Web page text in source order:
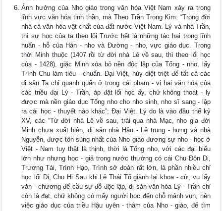
Ảnh hưởng của Nho giáo trong văn hóa Việt Nam xảy ra trong
lĩnh vực văn hóa tinh thần, mà Theo Trần Trọng Kim: “Trong đời
nhà cả văn hóa vật chất của đất nước Việt Nam. Lý và nhà Trần,
thì sự học của ta theo lối Trước hết là những tác hại trong lĩnh
huấn - hỗ của Hán - nho và Đường - nho, vực giáo dục. Trong
thời Minh thuộc (1407 rồi từ đời nhà Lê về sau, thì theo lối học
của - 1428), giặc Minh xóa bỏ nền độc lập của Tống - nho, lấy
Trình Chu làm tiêu - chuẩn. Đại Việt, hủy diệt triệt để tất cả các
di sản Ta chỉ quanh quẩn ở trong cái phạm - vi hai văn hóa của
các triều đại Lý - Trần, áp đặt lối học ấy, chứ không thoát - ly
được mà nền giáo dục Tống nho cho nho sinh, nho sĩ sang - lập
ra cái học - thuyết nào khác”; Đại Việt. Lý do là vào đầu thế kỷ
XV, các “Từ đời nhà Lê về sau, trải qua nhà Mạc, nho gia đời
Minh chưa xuất hiện, di sản nhà Hậu - Lê trung - hưng và nhà
Nguyễn, được tôn sùng nhất của Nho giáo đương sự nho - học ở
Việt - Nam tuy thật là thịnh, thời là Tống nho, với các đại biểu
lớn như nhưng học - giả trong nước thường có cái Chu Đôn Di,
Trương Tái, Trình Hạo, Trình sở đoản rất lớn, là phần nhiều chỉ
học lối Di, Chu Hi Sau khi Lê Thái Tổ giành lại khoa - cử, vụ lấy
văn - chương để cầu sự đỗ độc lập, di sản văn hóa Lý - Trần chỉ
còn là đạt, chứ không có mấy người học đến chỗ mảnh vụn, nên
việc giáo dục của triều Hậu uyên - thâm của Nho - giáo, để tìm